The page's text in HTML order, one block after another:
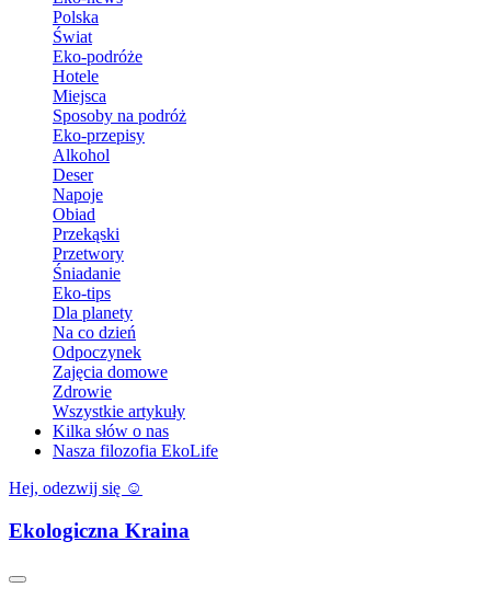
Polska
Świat
Eko-podróże
Hotele
Miejsca
Sposoby na podróż
Eko-przepisy
Alkohol
Deser
Napoje
Obiad
Przekąski
Przetwory
Śniadanie
Eko-tips
Dla planety
Na co dzień
Odpoczynek
Zajęcia domowe
Zdrowie
Wszystkie artykuły
Kilka słów o nas
Nasza filozofia EkoLife
Hej, odezwij się ☺️
Ekologiczna Kraina